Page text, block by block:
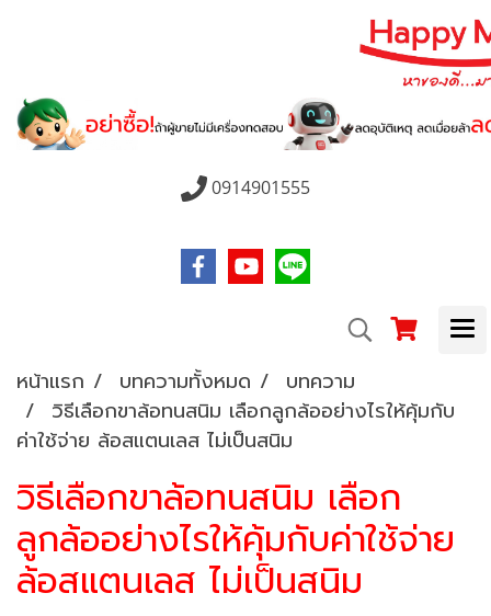
0914901555
หน้าแรก บทความทั้งหมด
บทความ
วิธีเลือกขาล้อทนสนิม เลือกลูกล้ออย่างไรให้คุ้มกับ
ค่าใช้จ่าย ล้อสแตนเลส ไม่เป็นสนิม
วิธีเลือกขาล้อทนสนิม เลือก
ลูกล้ออย่างไรให้คุ้มกับค่าใช้จ่าย
ล้อสแตนเลส ไม่เป็นสนิม